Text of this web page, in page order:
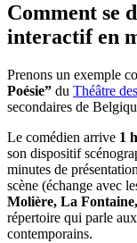
Comment se
interactif en
Prenons un exemple
Poésie” du Théâtre
secondaires de
Le comédien arrive 1
son dispositif
minutes de
scène (échange avec
Molière, La
répertoire qui parle
contemporains.